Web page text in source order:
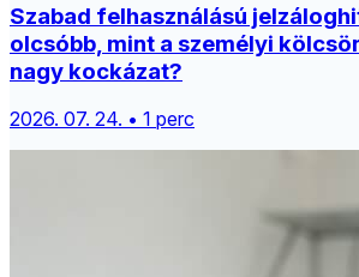
Szabad felhasználású
olcsóbb, mint a személyi
nagy kockázat?
2026. 07. 24. • 1 perc